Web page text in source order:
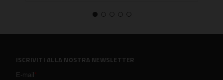
ISCRIVITI ALLA NOSTRA NEWSLETTER